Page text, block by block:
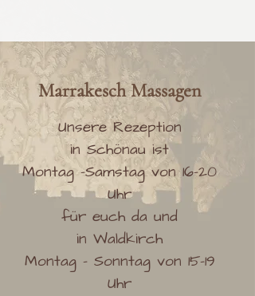
MarrakeschMassagen
Unsere Rezeption
in Schönau ist
Montag -Samstag von 16-20
Uhr
für euch da und
in Waldkirch
Montag - Sonntag von 15-19
Uhr